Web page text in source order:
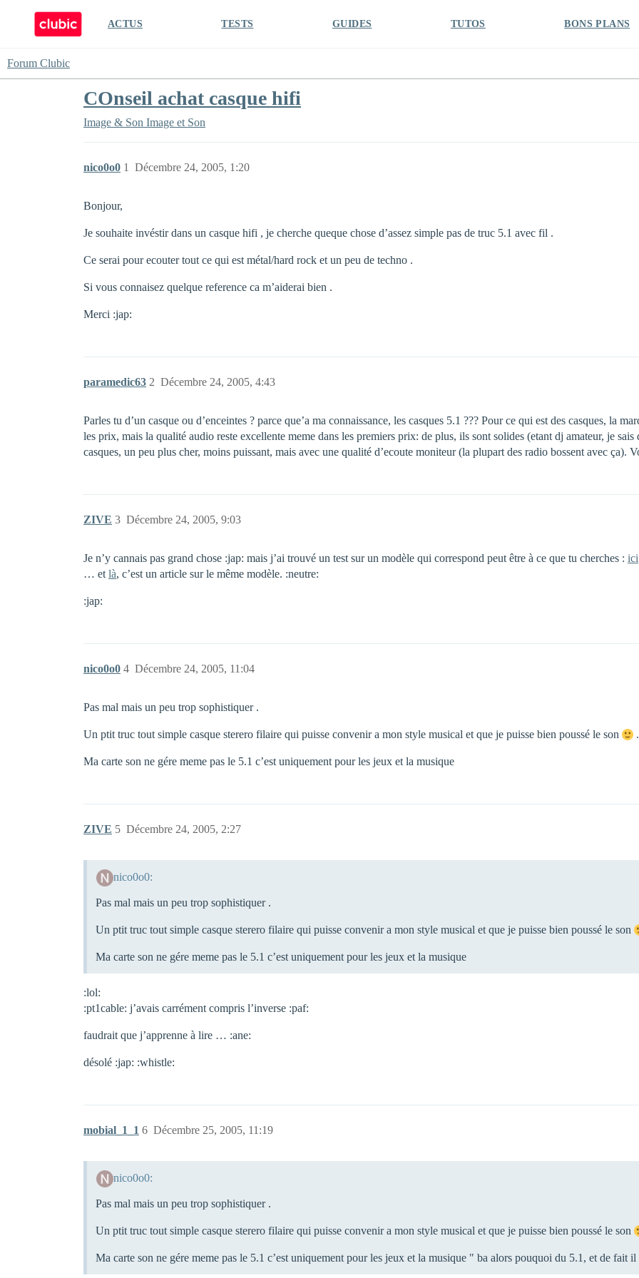
ACTUS TESTS GUIDES TUTOS BONS PLANS
Forum Clubic
COnseil achat casque hifi
Image & Son Image et Son
nico0o0 Décembre 24, 2005, 1:20
1
Bonjour,
Je souhaite invéstir dans un casque hifi , je cherche queque chose d’assez simple pas de truc 5.1 avec fil .
Ce serai pour ecouter tout ce qui est métal/hard rock et un peu de techno .
Si vous connaisez quelque reference ca m’aiderai bien .
Merci :jap:
paramedic63 Décembre 24, 2005, 4:43
2
Parles tu d’un casque ou d’enceintes ? parce que’a ma connaissance, les casques 5.1 ??? Pour ce qui est des casques, la
les prix, mais la qualité audio reste excellente meme dans les premiers prix: de plus, ils sont solides (etant dj amateur, je
casques, un peu plus cher, moins puissant, mais avec une qualité d’ecoute moniteur (la plupart des radio bossent avec ça).
ZIVE Décembre 24, 2005, 9:03
3
Je n’y cannais pas grand chose :jap: mais j’ai trouvé un test sur un modèle qui correspond peut être à ce que tu cherches : ici
… et là, c’est un article sur le même modèle. :neutre:
:jap:
nico0o0 Décembre 24, 2005, 11:04
4
Pas mal mais un peu trop sophistiquer .
Un ptit truc tout simple casque sterero filaire qui puisse convenir a mon style musical et que je puisse bien poussé le son .
Ma carte son ne gére meme pas le 5.1 c’est uniquement pour les jeux et la musique
ZIVE Décembre 24, 2005, 2:27
5
nico0o0:
Pas mal mais un peu trop sophistiquer .
Un ptit truc tout simple casque sterero filaire qui puisse convenir a mon style musical et que je puisse bien poussé le son
Ma carte son ne gére meme pas le 5.1 c’est uniquement pour les jeux et la musique
:lol:
:pt1cable: j’avais carrément compris l’inverse :paf:
faudrait que j’apprenne à lire … :ane:
désolé :jap: :whistle:
mobial_1_1 Décembre 25, 2005, 11:19
6
nico0o0:
Pas mal mais un peu trop sophistiquer .
Un ptit truc tout simple casque sterero filaire qui puisse convenir a mon style musical et que je puisse bien poussé le son
Ma carte son ne gére meme pas le 5.1 c’est uniquement pour les jeux et la musique " ba alors pouquoi du 5.1, et de fait